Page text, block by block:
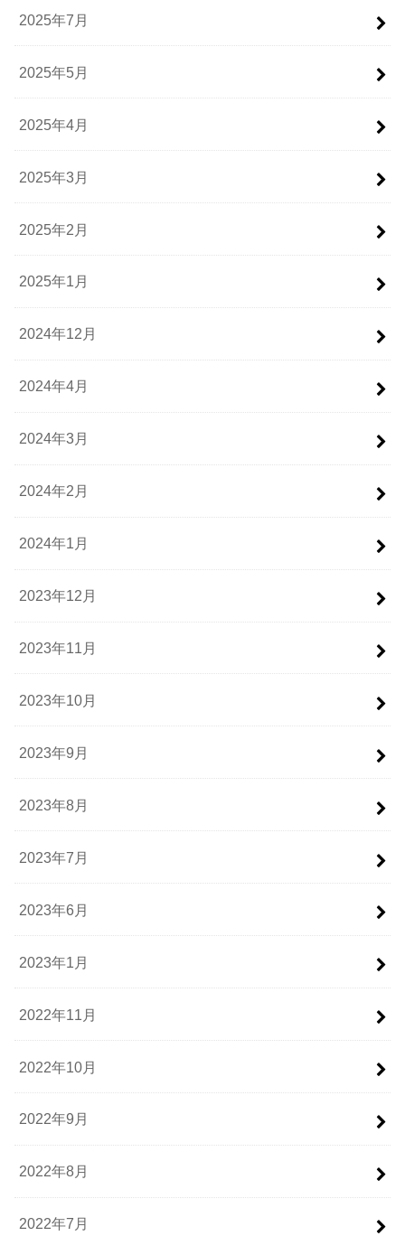
2025年7月
2025年5月
2025年4月
2025年3月
2025年2月
2025年1月
2024年12月
2024年4月
2024年3月
2024年2月
2024年1月
2023年12月
2023年11月
2023年10月
2023年9月
2023年8月
2023年7月
2023年6月
2023年1月
2022年11月
2022年10月
2022年9月
2022年8月
2022年7月